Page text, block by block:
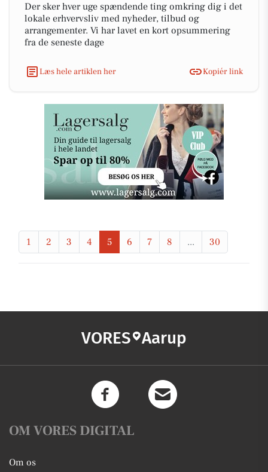
Der sker hver uge spændende ting omkring dig i det
lokale erhvervsliv med nyheder, tilbud og
arrangementer. Vi har lavet en kort opsummering
fra de seneste dage
Læs hele artiklen her Kopiér link
1 2 3 4 5 6 7 8 ... 30
VORES Aarup
OM VORES DIGITAL
Om os